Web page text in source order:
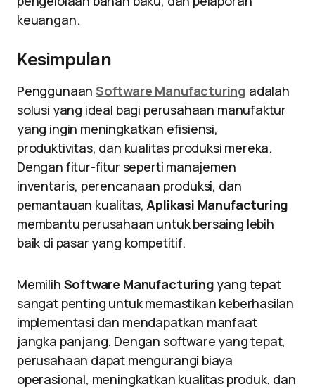
keuangan.
Kesimpulan
PenggunaanSoftware Manufacturing adalah
solusi yang ideal bagi perusahaan manufaktur
yang ingin meningkatkan efisiensi,
produktivitas, dan kualitas produksi mereka.
Dengan fitur-fitur seperti manajemen
inventaris, perencanaan produksi, dan
pemantauan kualitas,Aplikasi Manufacturing
membantu perusahaan untuk bersaing lebih
baik di pasar yang kompetitif.
Memilih Software Manufacturing yang tepat
sangat penting untuk memastikan keberhasilan
implementasi dan mendapatkan manfaat
jangka panjang. Dengan software yang tepat,
perusahaan dapat mengurangi biaya
operasional, meningkatkan kualitas produk, dan